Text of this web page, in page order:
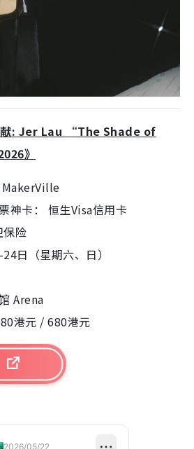
献: Jer Lau “The Shade of
》
MakerVille
神卡： 恒生Visa信用卡
保险
日（星期六、日）
Arena
港元 / 680港元